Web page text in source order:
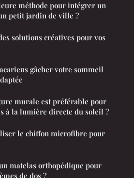
méthode pour intégrer un
petit jardin de ville ?
solutions créatives pour vos
gâcher votre sommeil
murale est préférable pour
à la lumière directe du soleil ?
le chiffon microfibre pour
matelas orthopédique pour
de dos ?